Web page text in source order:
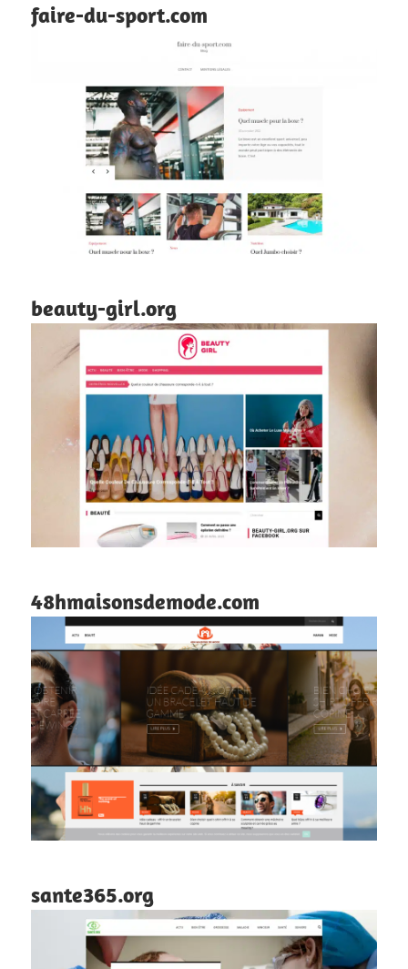
faire-du-sport.com
beauty-girl.org
48hmaisonsdemode.com
sante365.org